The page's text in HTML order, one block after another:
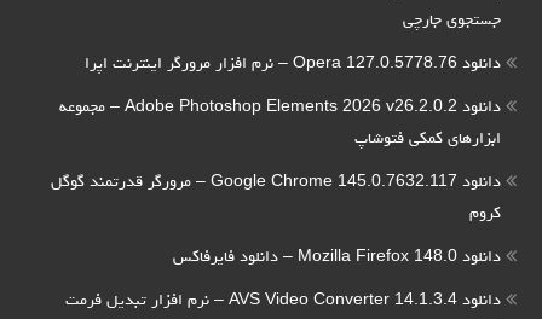
جستجوی جارچی
دانلود Opera 127.0.5778.76 – نرم افزار مرورگر اینترنت اپرا
دانلود Adobe Photoshop Elements 2026 v26.2.0.2 – مجموعه
ابزارهای کمکی فتوشاپ
دانلود Google Chrome 145.0.7632.117 – مرورگر قدرتمند گوگل
کروم
دانلود Mozilla Firefox 148.0 – دانلود فایرفاکس
دانلود AVS Video Converter 14.1.3.4 – نرم افزار تبدیل فرمت